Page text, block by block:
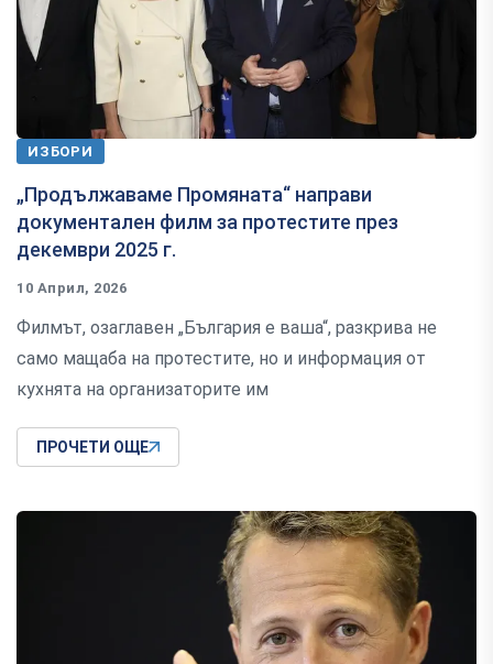
ИЗБОРИ
„Продължаваме Промяната“ направи
документален филм за протестите през
декември 2025 г.
10 Април, 2026
Филмът, озаглавен „България е ваша“, разкрива не
само мащаба на протестите, но и информация от
кухнята на организаторите им
ПРОЧЕТИ ОЩЕ